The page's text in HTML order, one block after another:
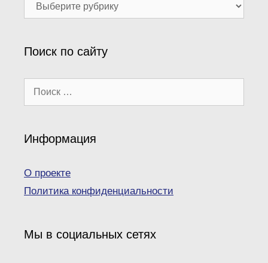
рубрики
Поиск по сайту
Поиск:
Информация
О проекте
Политика конфиденциальности
Мы в социальных сетях